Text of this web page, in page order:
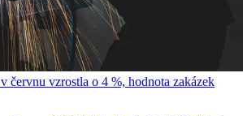
červnu vzrostla o 4 %, hodnota zakázek